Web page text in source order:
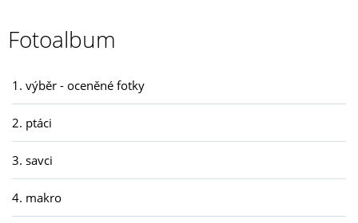
Fotoalbum
1. výběr - oceněné fotky
2. ptáci
3. savci
4. makro